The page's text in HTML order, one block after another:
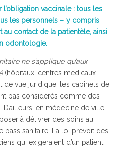
vaccinale : tous les
les personnels – y compris
au contact de la patientèle, ainsi
odontologie.
ne s’applique qu’aux
(hôpitaux, centres médicaux-
de vue juridique, les cabinets de
pas considérés comme des
en médecine de ville,
à délivrer des soins au
pass sanitaire. La loi prévoit des
qui exigeraient d’un patient